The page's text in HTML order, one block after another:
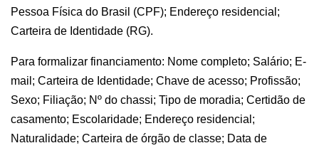
Pessoa Física do Brasil (CPF); Endereço residencial;
Carteira de Identidade (RG).
Para formalizar financiamento: Nome completo; Salário; E-
mail; Carteira de Identidade; Chave de acesso; Profissão;
Sexo; Filiação; Nº do chassi; Tipo de moradia; Certidão de
casamento; Escolaridade; Endereço residencial;
Naturalidade; Carteira de órgão de classe; Data de